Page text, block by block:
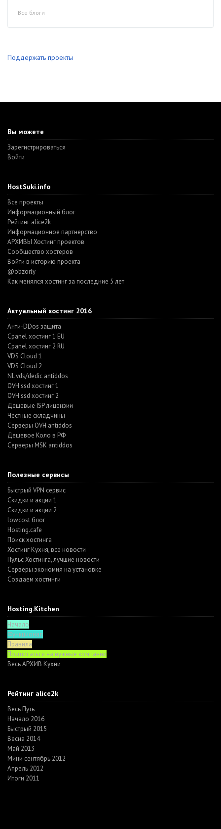
Все блоги
Поддержать проекты
Вы можете
Зарегистрироваться
Войти
HostSuki.info
Все проекты
Информационный блог
Рейтинг alice2k
Информационное партнерство
АРХИВЫ Хостинг проектов
Cообщество хостеров
Войти в историю проекта
@obzorly
Как менялся хостинг за последние 5 лет
Актуальный хостинг 2016
Анти-DDos защита
Cpanel хостинг 1 EU
Cpanel хостинг 2 RU
VDS Cloud 1
VDS Cloud 2
NL vds/dedic antiddos
OVH ssd хостинг 1
OVH ssd хостинг 2
Дешевые ISP лицензии
Честные складчины
Серверы OVH antiddos
Дешевое Коло в РФ
Серверы MSK antiddos
Полезные сервисы
Быстрый VPN сервис
Скидки и акции 1
Скидки и акции 2
lowcost блог
Hosting.cafe
Поиск хостинга
Хостинг Кухня, все новости
Пульс Хостинга, лучшие новости
Серверы экономия на установке
Создаем хостинги
Hosting.Kitchen
Начало
Функционал
Правила
Подписаться на нужные компании
Весь АРХИВ Кухни
Рейтинг alice2k
Весь Путь
Начало 2016
Быстрый 2015
Весна 2014
Май 2013
Мини сентябрь 2012
Апрель 2012
Итоги 2011